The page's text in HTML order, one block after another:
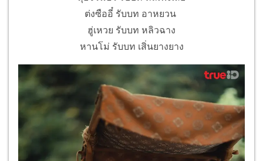
ต่งซืออี๋ รับบท อาหยวน
ฮู่เหวย รับบท หลิวฉาง
หานโม่ รับบท เสิ่นยางยาง